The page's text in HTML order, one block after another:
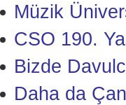
Müzik
CSO 190.
Bizde
Daha da